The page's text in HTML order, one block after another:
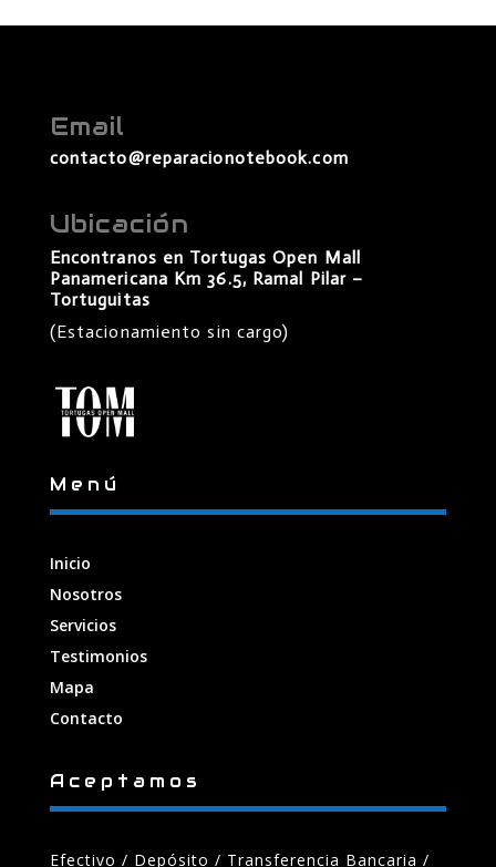
Email
contacto@reparacionotebook.com
Ubicación
Encontranos en Tortugas Open Mall
Panamericana Km 36.5, Ramal Pilar –
Tortuguitas
(Estacionamiento sin cargo)
Menú
Inicio
Nosotros
Servicios
Testimonios
Mapa
Contacto
Aceptamos
Efectivo / Depósito / Transferencia Bancaria /